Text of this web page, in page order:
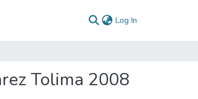
Log In
Tolima 2008